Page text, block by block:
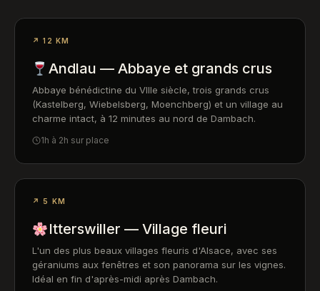
↗ 12 KM
Andlau — Abbaye et grands crus
Abbaye bénédictine du VIIIe siècle, trois grands crus
(Kastelberg, Wiebelsberg, Moenchberg) et un village au
charme intact, à 12 minutes au nord de Dambach.
1h à 2h sur place
↗ 5 KM
Itterswiller — Village fleuri
L'un des plus beaux villages fleuris d'Alsace, avec ses
géraniums aux fenêtres et son panorama sur les vignes.
Idéal en fin d'après-midi après Dambach.